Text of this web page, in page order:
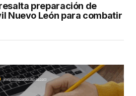
preparación de
Nuevo León para combatir